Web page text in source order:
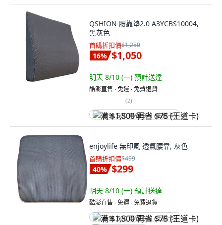
QSHION 腰靠墊2.0 A3YCBS10004,
黑灰色
首購折扣價$1,250
16% $1,050
明天 8/10 (一) 預計送達
酷澎直售 ∙ 免運 ∙ 免費退貨
(2)
满 $1,500 再省 $75 (王道卡)
enjoylife 無印風 透氣腰靠, 灰色
首購折扣價$499
40% $299
明天 8/10 (一) 預計送達
酷澎直售 ∙ 免運 ∙ 免費退貨
满 $1,500 再省 $75 (王道卡)